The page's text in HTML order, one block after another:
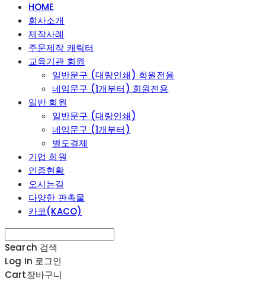
HOME
회사소개
제작사례
주문제작 캐릭터
교육기관 회원
일반문구 (대량인쇄) 회원전용
네임문구 (1개부터) 회원전용
일반 회원
일반문구 (대량인쇄)
네임문구 (1개부터)
별도결제
기업 회원
인증현황
오시는길
다양한 판촉물
카코(KACO)
Search 검색
Log In 로그인
Cart장바구니